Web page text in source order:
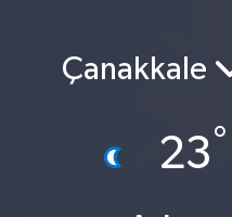
Çanakkale
23°